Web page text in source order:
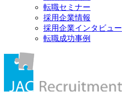
転職セミナー
採用企業情報
採用企業インタビュー
転職成功事例